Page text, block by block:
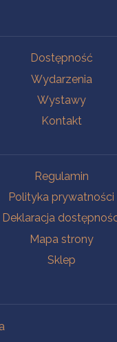
Dostępność
Wydarzenia
Wystawy
Kontakt
Regulamin
Polityka prywatności
Deklaracja
Mapa strony
Sklep